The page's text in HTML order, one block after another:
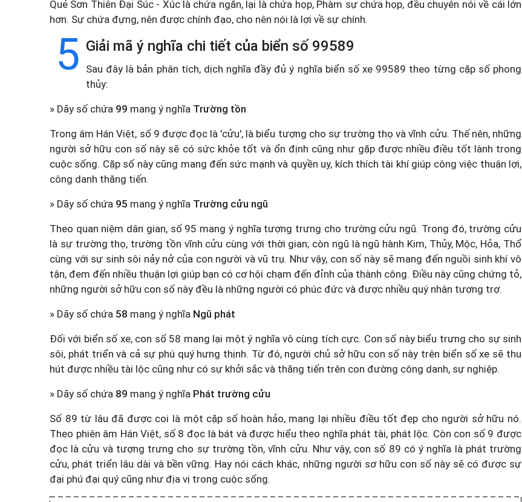
Quẻ Sơn Thiên Đại Súc - Xúc là chứa ngăn, lại là chứa họp, Phàm sự chứa họp, đều chuyên nói về cái lớn
hơn. Sự chứa đựng, nên được chính đạo, cho nên nói là lợi về sự chính.
5 Giải mã ý nghĩa chi tiết của biển số 99589
Sau đây là bản phân tích, dịch nghĩa đầy đủ ý nghĩa biển số xe 99589 theo từng cặp số phong
thủy:
» Dãy số chứa 99 mang ý nghĩa Trường tồn
Trong âm Hán Việt, số 9 được đọc là 'cửu', là biểu tượng cho sự trường thọ và vĩnh cửu. Thế nên, những
người sở hữu con số này sẽ có sức khỏe tốt và ổn định cũng như gặp được nhiều điều tốt lành trong
cuộc sống. Cặp số này cũng mang đến sức mạnh và quyền uy, kích thích tài khí giúp công việc thuận lợi,
công danh thăng tiến.
» Dãy số chứa 95 mang ý nghĩa Trường cửu ngũ
Theo quan niệm dân gian, số 95 mang ý nghĩa tượng trưng cho trường cửu ngũ. Trong đó, trường cửu
là sự trường thọ, trường tồn vĩnh cửu cùng với thời gian; còn ngũ là ngũ hành Kim, Thủy, Mộc, Hỏa, Thổ
cùng với sự sinh sôi nảy nở của con người và vũ trụ. Như vậy, con số này sẽ mang đến nguồi sinh khí vô
tận, đem đến nhiều thuận lợi giúp bạn có cơ hội chạm đến đỉnh của thành công. Điều này cũng chứng tỏ,
những người sở hữu con số này đều là những người có phúc đức và được nhiều quý nhân tương trợ.
» Dãy số chứa 58 mang ý nghĩa Ngũ phát
Đối với biển số xe, con số 58 mang lại một ý nghĩa vô cùng tích cực. Con số này biểu trưng cho sự sinh
sôi, phát triển và cả sự phú quý hưng thịnh. Từ đó, người chủ sở hữu con số này trên biển số xe sẽ thu
hút được nhiều tài lộc cũng như có sự khởi sắc và thăng tiến trên con đường công danh, sự nghiệp.
» Dãy số chứa 89 mang ý nghĩa Phát trường cửu
Số 89 từ lâu đã được coi là một cặp số hoàn hảo, mang lại nhiều điều tốt đẹp cho người sở hữu nó.
Theo phiên âm Hán Việt, số 8 đọc là bát và được hiểu theo nghĩa phát tài, phát lộc. Còn con số 9 được
đọc là cửu và tượng trưng cho sự trường tồn, vĩnh cửu. Như vậy, con số 89 có ý nghĩa là phát trường
cửu, phát triển lâu dài và bền vững. Hay nói cách khác, những người sơ hữu con số này sẽ có được sự
đại phú đại quý cũng như địa vị trong cuộc sống.